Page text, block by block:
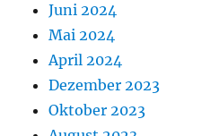
Juni 2024
Mai 2024
April 2024
Dezember 2023
Oktober 2023